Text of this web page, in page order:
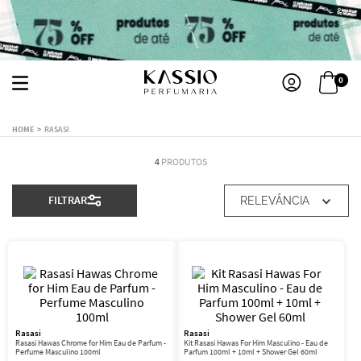
0
RASASI
4 PRODUTOS
FILTRAR RELEVÂNCIA
Rasasi
Rasasi Hawas Chrome for Him Eau de Parfum -
Perfume Masculino 100ml
Rasasi
Kit Rasasi Hawas For Him Masculino - Eau de
Parfum 100ml + 10ml + Shower Gel 60ml